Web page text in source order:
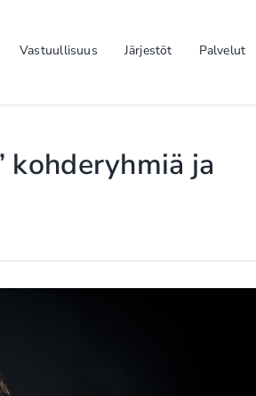
Vastuullisuus Järjestöt Palvelut
kohderyhmiä ja